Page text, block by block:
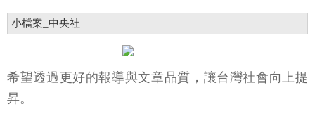
小檔案_中央社
希望透過更好的報導與文章品質，讓台灣社會向上提
昇。